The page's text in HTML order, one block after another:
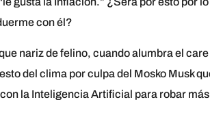
con él?
nariz de felino, cuando alumbra el
del clima por culpa del Mosko Musk
la Inteligencia Artificial para robar